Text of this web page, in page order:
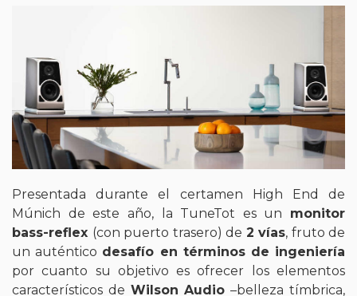
Presentada durante el certamen High End de
Múnich de este año, la TuneTot es un monitor
bass-reflex (con puerto trasero) de 2 vías, fruto de
un auténtico desafío en términos de ingeniería
por cuanto su objetivo es ofrecer los elementos
característicos de Wilson Audio –belleza tímbrica,